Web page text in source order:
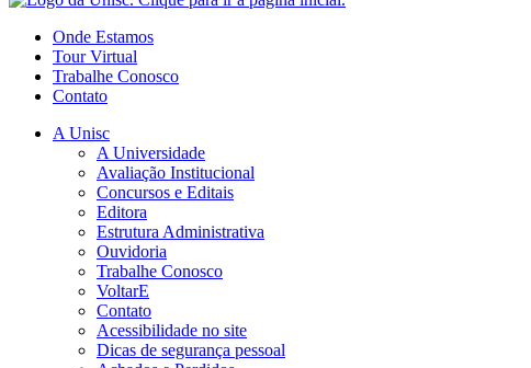
Onde Estamos
Tour Virtual
Trabalhe Conosco
Contato
A Unisc
A Universidade
Avaliação Institucional
Concursos e Editais
Editora
Estrutura Administrativa
Ouvidoria
Trabalhe Conosco
VoltarE
Contato
Acessibilidade no site
Dicas de segurança pessoal